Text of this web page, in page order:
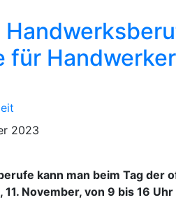
für Handwerker
2023
kann man beim Tag der
11. November, von 9 bis 16